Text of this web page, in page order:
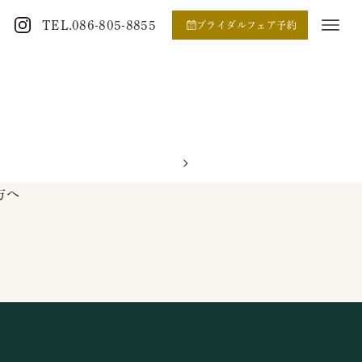
TEL.086-805-8855 ブライダルフェア予約
へ